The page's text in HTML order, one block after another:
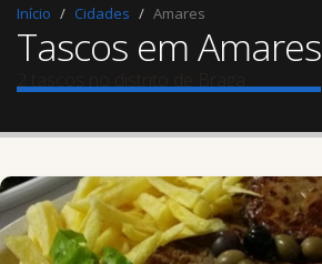
Início Cidades Amares
Tascos em Amares